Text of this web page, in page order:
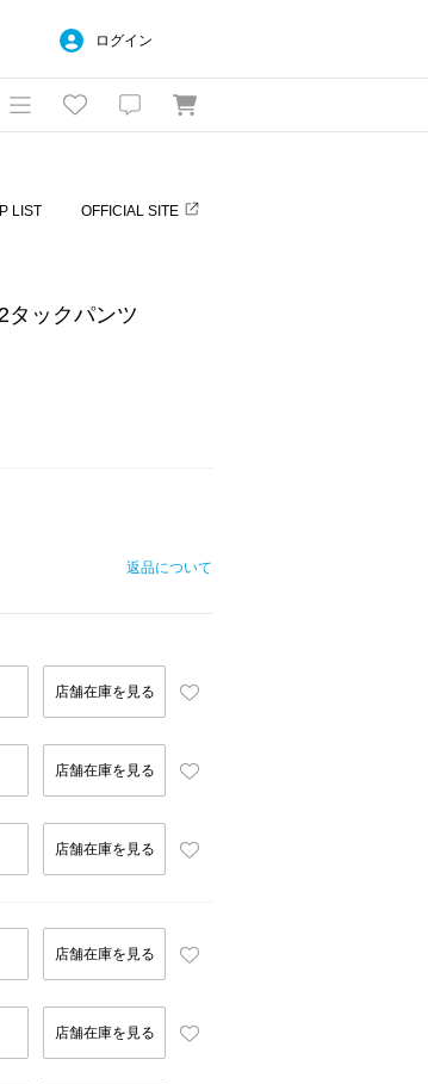
ログイン
LIST OFFICIAL SITE
タックパンツ
返品について
店舗在庫を見る
店舗在庫を見る
店舗在庫を見る
店舗在庫を見る
店舗在庫を見る